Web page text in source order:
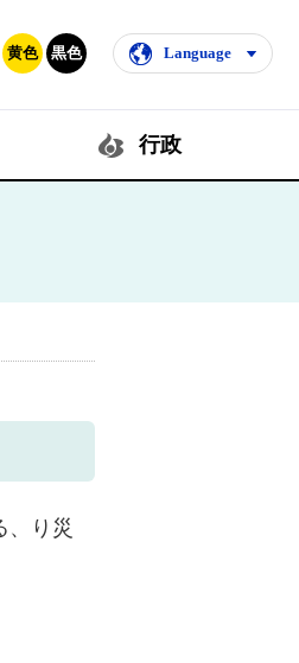
黄色 黒色 Language
行政
り災